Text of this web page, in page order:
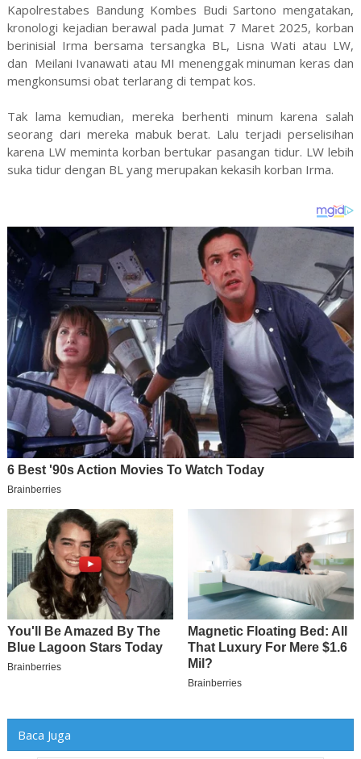
Kapolrestabes Bandung Kombes Budi Sartono mengatakan,
kronologi kejadian berawal pada Jumat 7 Maret 2025, korban
berinisial Irma bersama tersangka BL, Lisna Wati atau LW,
dan Meilani Ivanawati atau MI menenggak minuman keras dan
mengkonsumsi obat terlarang di tempat kos.
Tak lama kemudian, mereka berhenti minum karena salah
seorang dari mereka mabuk berat. Lalu terjadi perselisihan
karena LW meminta korban bertukar pasangan tidur. LW lebih
suka tidur dengan BL yang merupakan kekasih korban Irma.
Baca Juga